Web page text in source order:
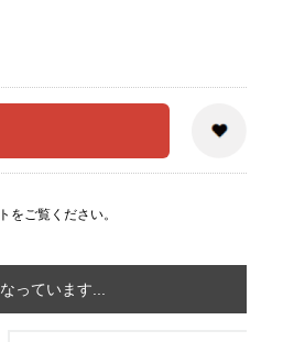
をご覧ください。
っています...